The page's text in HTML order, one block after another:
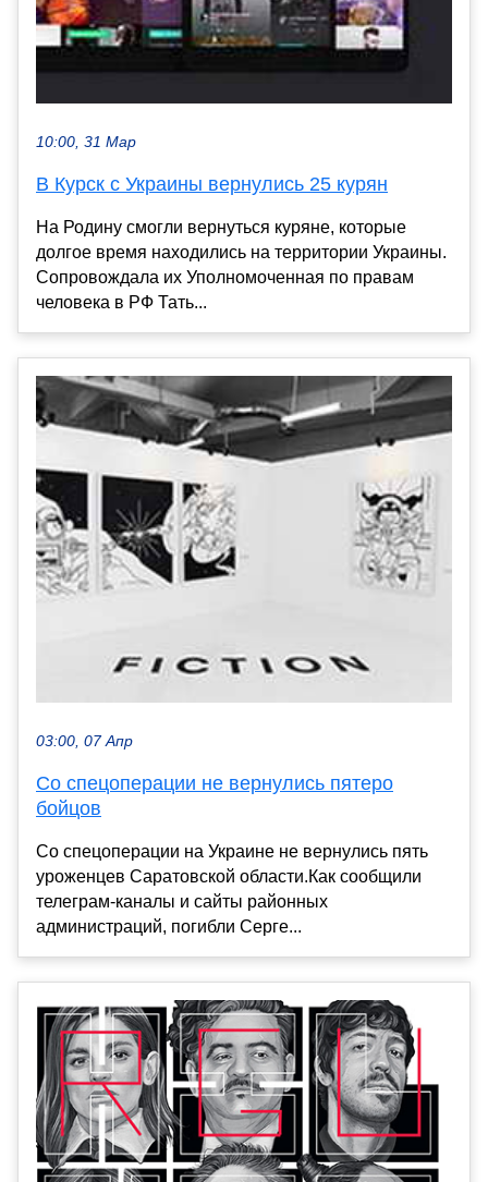
10:00, 31 Мар
В Курск с Украины вернулись 25 курян
На Родину смогли вернуться куряне, которые
долгое время находились на территории Украины.
Сопровождала их Уполномоченная по правам
человека в РФ Тать...
03:00, 07 Апр
Со спецоперации не вернулись пятеро
бойцов
Со спецоперации на Украине не вернулись пять
уроженцев Саратовской области.Как сообщили
телеграм-каналы и сайты районных
администраций, погибли Серге...